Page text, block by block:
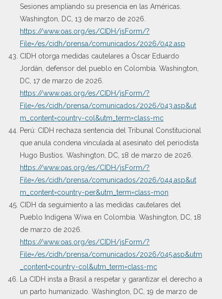
Sesiones ampliando su presencia en las Américas.
Washington, DC, 13 de marzo de 2026.
https://www.oas.org/es/CIDH/jsForm/?
File=/es/cidh/prensa/comunicados/2026/042.asp
CIDH otorga medidas cautelares a Óscar Eduardo
Jordán, defensor del pueblo en Colombia. Washington,
DC, 17 de marzo de 2026.
https://www.oas.org/es/CIDH/jsForm/?
File=/es/cidh/prensa/comunicados/2026/043.asp&ut
m_content=country-col&utm_term=class-mc
Perú: CIDH rechaza sentencia del Tribunal Constitucional
que anula condena vinculada al asesinato del periodista
Hugo Bustíos. Washington, DC, 18 de marzo de 2026.
https://www.oas.org/es/CIDH/jsForm/?
File=/es/cidh/prensa/comunicados/2026/044.asp&ut
m_content=country-per&utm_term=class-mon
CIDH da seguimiento a las medidas cautelares del
Pueblo Indígena Wiwa en Colombia. Washington, DC, 18
de marzo de 2026.
https://www.oas.org/es/CIDH/jsForm/?
File=/es/cidh/prensa/comunicados/2026/045.asp&utm
_content=country-col&utm_term=class-mc
La CIDH insta a Brasil a respetar y garantizar el derecho a
un parto humanizado. Washington, DC, 19 de marzo de